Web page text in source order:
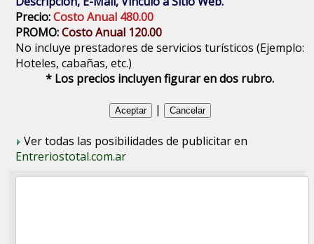
Precio:Costo Anual 480.00
PROMO:Costo Anual 120.00
No incluye prestadores de servicios turísticos (Ejemplo:
Hoteles, cabañas, etc.)
* Los precios incluyen figurar en dos rubro.
|
Ver todas las posibilidades de publicitar en
Entreriostotal.com.ar